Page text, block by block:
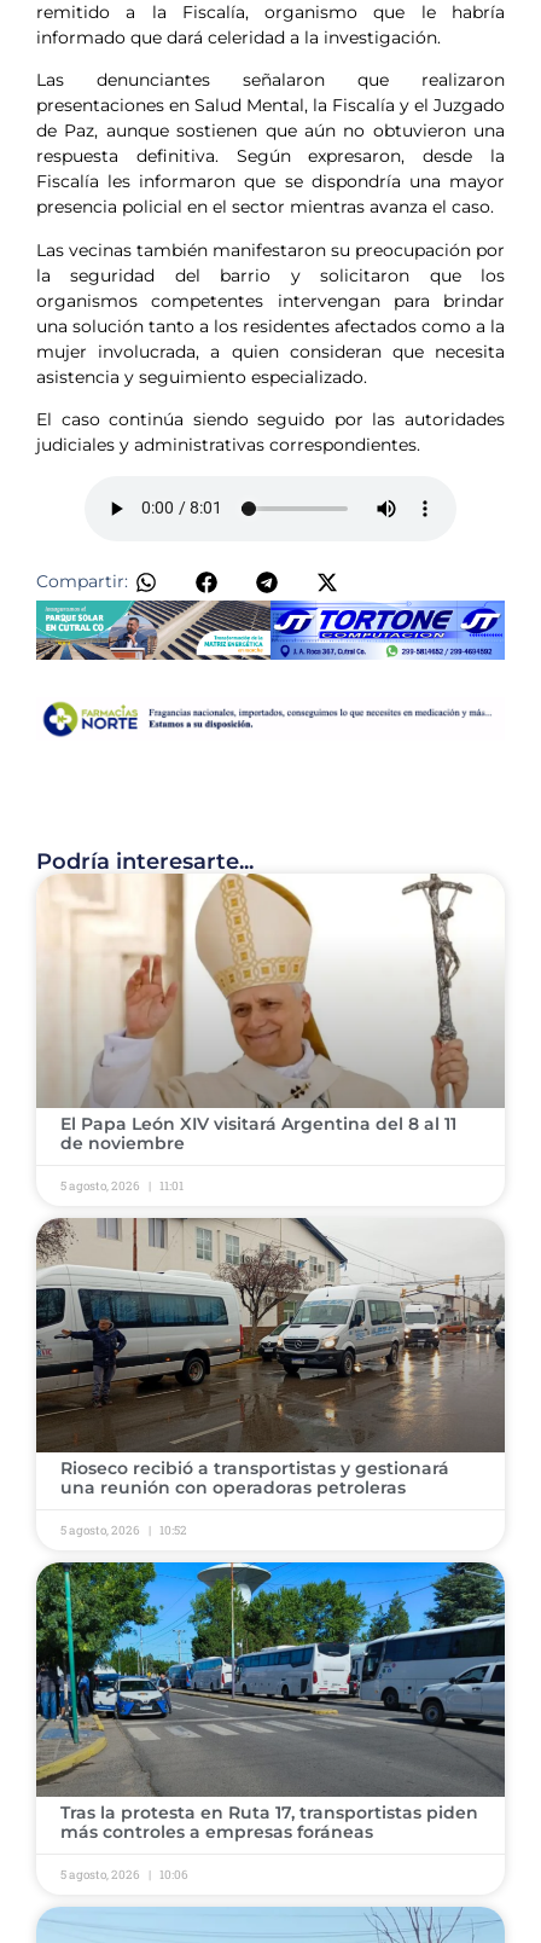
remitido a la Fiscalía, organismo que le habría
informado que dará celeridad a la investigación.
Las denunciantes señalaron que realizaron
presentaciones en Salud Mental, la Fiscalía y el Juzgado
de Paz, aunque sostienen que aún no obtuvieron una
respuesta definitiva. Según expresaron, desde la
Fiscalía les informaron que se dispondría una mayor
presencia policial en el sector mientras avanza el caso.
Las vecinas también manifestaron su preocupación por
la seguridad del barrio y solicitaron que los
organismos competentes intervengan para brindar
una solución tanto a los residentes afectados como a la
mujer involucrada, a quien consideran que necesita
asistencia y seguimiento especializado.
El caso continúa siendo seguido por las autoridades
judiciales y administrativas correspondientes.
Compartir:
Podría interesarte...
El Papa León XIV visitará Argentina del 8 al 11
de noviembre
5 agosto, 2026 11:01
Rioseco recibió a transportistas y gestionará
una reunión con operadoras petroleras
5 agosto, 2026 10:52
Tras la protesta en Ruta 17, transportistas piden
más controles a empresas foráneas
5 agosto, 2026 10:06